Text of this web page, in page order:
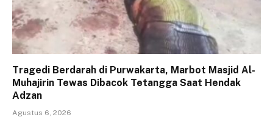
Tragedi Berdarah di Purwakarta, Marbot Masjid Al-
Muhajirin Tewas Dibacok Tetangga Saat Hendak
Adzan
Agustus 6, 2026